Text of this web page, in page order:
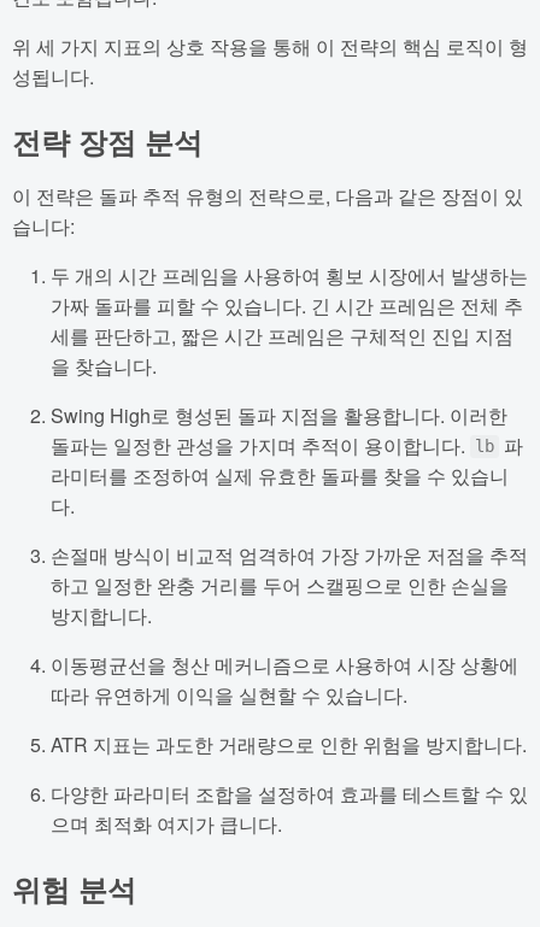
위 세 가지 지표의 상호 작용을 통해 이 전략의 핵심 로직이 형
성됩니다.
전략 장점 분석
이 전략은 돌파 추적 유형의 전략으로, 다음과 같은 장점이 있
습니다:
두 개의 시간 프레임을 사용하여 횡보 시장에서 발생하는
가짜 돌파를 피할 수 있습니다. 긴 시간 프레임은 전체 추
세를 판단하고, 짧은 시간 프레임은 구체적인 진입 지점
을 찾습니다.
Swing High로 형성된 돌파 지점을 활용합니다. 이러한
돌파는 일정한 관성을 가지며 추적이 용이합니다.
lb 파
라미터를 조정하여 실제 유효한 돌파를 찾을 수 있습니
다.
손절매 방식이 비교적 엄격하여 가장 가까운 저점을 추적
하고 일정한 완충 거리를 두어 스캘핑으로 인한 손실을
방지합니다.
이동평균선을 청산 메커니즘으로 사용하여 시장 상황에
따라 유연하게 이익을 실현할 수 있습니다.
ATR 지표는 과도한 거래량으로 인한 위험을 방지합니다.
다양한 파라미터 조합을 설정하여 효과를 테스트할 수 있
으며 최적화 여지가 큽니다.
위험 분석